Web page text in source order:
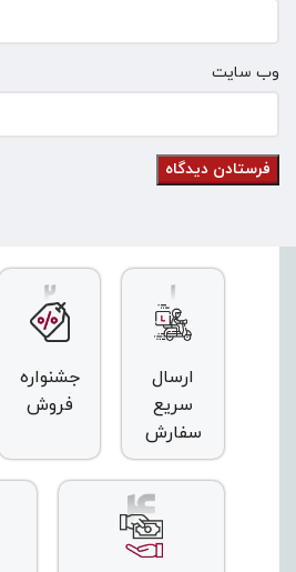
وب‌ سایت
ارسال
سریع
سفارش
جشنواره
فروش